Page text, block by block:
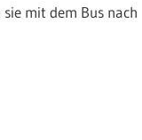
mit dem Bus nach